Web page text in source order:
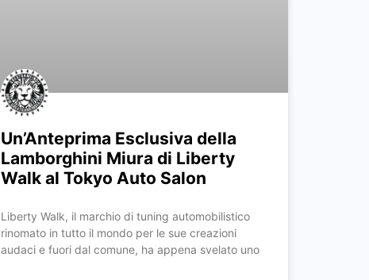
Un’Anteprima Esclusiva della
Lamborghini Miura di Liberty
Walk al Tokyo Auto Salon
Liberty Walk, il marchio di tuning automobilistico
rinomato in tutto il mondo per le sue creazioni
audaci e fuori dal comune, ha appena svelato uno